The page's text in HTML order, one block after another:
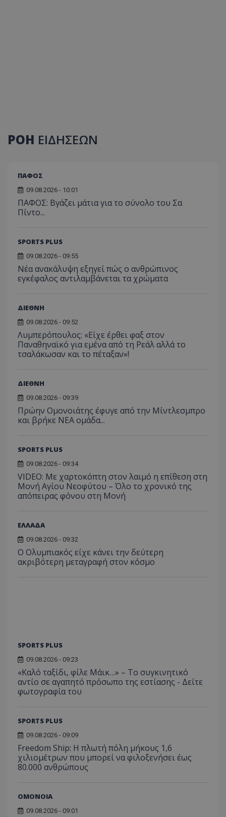
ΡΟΗ ΕΙΔΗΣΕΩΝ
ΠΑΦΟΣ
09.08.2026 - 10:01
ΠΑΦΟΣ: Βγάζει μάτια για το σύνολο του Σα
Πίντο...
SPORTS PLUS
09.08.2026 - 09:55
Νέα ανακάλυψη εξηγεί πώς ο ανθρώπινος
εγκέφαλος αντιλαμβάνεται τα χρώματα
ΔΙΕΘΝΗ
09.08.2026 - 09:52
Λυμπερόπουλος: «Είχε έρθει φαξ στον
Παναθηναϊκό για εμένα από τη Ρεάλ αλλά το
τσαλάκωσαν και το πέταξαν»!
ΔΙΕΘΝΗ
09.08.2026 - 09:39
Πρώην Ομονοιάτης έφυγε από την Μίντλεσμπρο
και βρήκε ΝΕΑ ομάδα...
SPORTS PLUS
09.08.2026 - 09:34
VIDEO: Με χαρτοκόπτη στον λαιμό η επίθεση στη
Μονή Αγίου Νεοφύτου – Όλο το χρονικό της
απόπειρας φόνου στη Μονή
ΕΛΛΑΔΑ
09.08.2026 - 09:32
Ο Ολυμπιακός είχε κάνει την δεύτερη
ακριβότερη μεταγραφή στον κόσμο
SPORTS PLUS
09.08.2026 - 09:23
«Καλό ταξίδι, φίλε Μάικ…» – Το συγκινητικό
αντίο σε αγαπητό πρόσωπο της εστίασης - Δείτε
φωτογραφία του
SPORTS PLUS
09.08.2026 - 09:09
Freedom Ship: Η πλωτή πόλη μήκους 1,6
χιλιομέτρων που μπορεί να φιλοξενήσει έως
80.000 ανθρώπους
ΟΜΟΝΟΙΑ
09.08.2026 - 09:01